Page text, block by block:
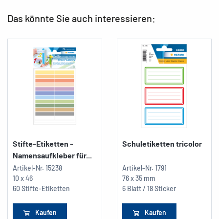
Das könnte Sie auch interessieren:
Stifte-Etiketten -
Namensaufkleber für...
Artikel-Nr. 15238
10 x 46
60 Stifte-Etiketten
Kaufen
Schuletiketten tricolor
Artikel-Nr. 1791
76 x 35 mm
6 Blatt / 18 Sticker
Kaufen